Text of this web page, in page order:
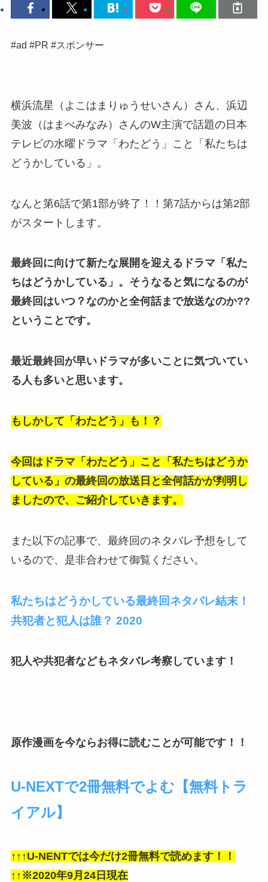
#ad #PR #スポンサー
横浜流星（よこはまりゅうせいさん）さん、浜辺
美波（はまべみなみ）さんのW主演で話題の日本
テレビの水曜ドラマ「わたどう」こと「私たちは
どうかしている」。
なんと第6話で第1部が終了！！第7話からは第2部
がスタートします。
最終回に向けて新たな展開を迎えるドラマ「私た
ちはどうかしている」。そうなると気になるのが
最終回はいつ？なのかと全何話まで放送なのか??
ということです。
最近最終回が早いドラマが多いことに気づいてい
る人も多いと思います。
もしかして「わたどう」も！？
今回はドラマ「わたどう」こと「私たちはどうか
している」の最終回の放送日と全何話かが判明し
ましたので、ご紹介していきます。
また以下の記事で、最終回のネタバレ予想をして
いるので、是非合わせて御覧ください。
私たちはどうかしている最終回ネタバレ結末！
共犯者と犯人は誰？ 2020
犯人や共犯者などもネタバレ考察しています！
原作漫画を今ならお得に読むことが可能です！！
U-NEXTで2冊無料でよむ【無料トラ
イアル】
↑↑↑U-NENTでは今だけ2冊無料で読めます！！
↑↑※2020年9月24日現在